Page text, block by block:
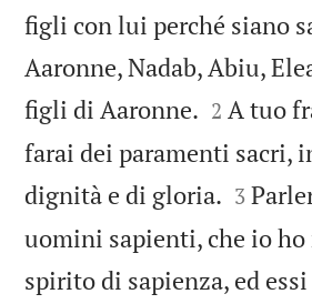
figli con lui perché siano
Aaronne, Nadab, Abiu,
figli di Aaronne. 

2 A tuo
farai dei paramenti sacri,
dignità e di gloria. 

3
uomini sapienti, che io
spirito di sapienza, ed